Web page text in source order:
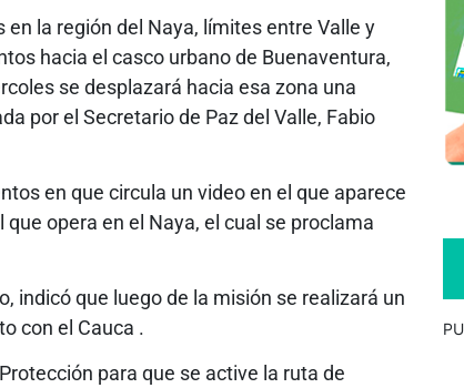
la región del Naya, límites entre Valle y
hacia el casco urbano de Buenaventura,
se desplazará hacia esa zona una
por el Secretario de Paz del Valle, Fabio
en que circula un video en el que aparece
opera en el Naya, el cual se proclama
indicó que luego de la misión se realizará un
con el Cauca .
para que se active la ruta de